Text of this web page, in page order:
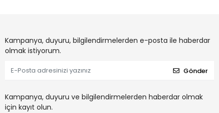
Kampanya, duyuru, bilgilendirmelerden e-posta ile haberdar
olmak istiyorum.
Gönder
Kampanya, duyuru ve bilgilendirmelerden haberdar olmak
için kayıt olun.